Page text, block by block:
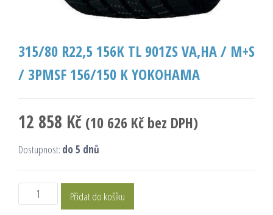
315/80 R22,5 156K TL 901ZS VA,HA / M+S
/ 3PMSF 156/150 K YOKOHAMA
12 858 Kč (10 626 Kč bez DPH)
Dostupnost: do 5 dnů
Přidat do košíku